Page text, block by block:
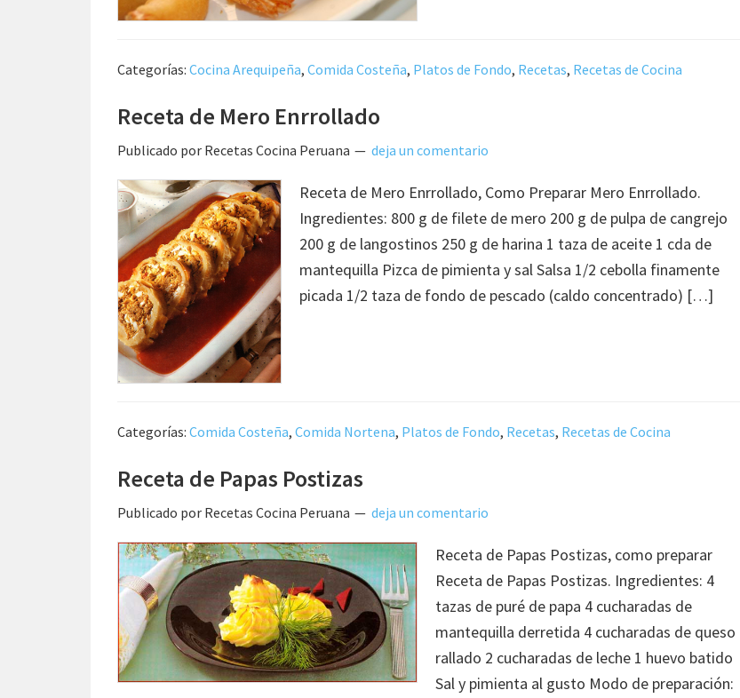
Categorías: Cocina Arequipeña, Comida Costeña, Platos de Fondo, Recetas, Recetas de Cocina
Receta de Mero Enrrollado
Publicado por Recetas Cocina Peruana deja un comentario
Receta de Mero Enrrollado, Como Preparar Mero Enrrollado.
Ingredientes: 800 g de filete de mero 200 g de pulpa de cangrejo
200 g de langostinos 250 g de harina 1 taza de aceite 1 cda de
mantequilla Pizca de pimienta y sal Salsa 1/2 cebolla finamente
picada 1/2 taza de fondo de pescado (caldo concentrado) […]
Categorías: Comida Costeña, Comida Nortena, Platos de Fondo, Recetas, Recetas de Cocina
Receta de Papas Postizas
Publicado por Recetas Cocina Peruana deja un comentario
Receta de Papas Postizas, como preparar
Receta de Papas Postizas. Ingredientes: 4
tazas de puré de papa 4 cucharadas de
mantequilla derretida 4 cucharadas de queso
rallado 2 cucharadas de leche 1 huevo batido
Sal y pimienta al gusto Modo de preparación: